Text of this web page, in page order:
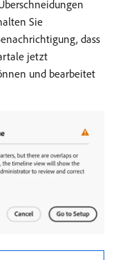
Sie
dass
jetzt
und bearbeitet